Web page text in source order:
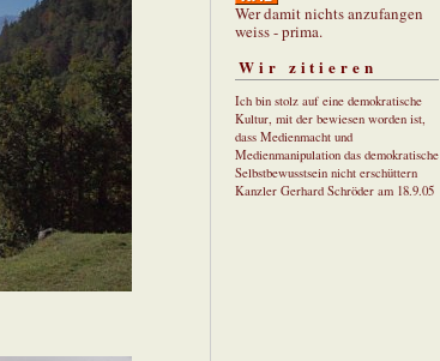
Wer damit nichts anzufangen
weiss - prima.
Wir zitieren
Ich bin stolz auf eine demokratische
Kultur, mit der bewiesen worden ist,
dass Medienmacht und
Medienmanipulation das demokratische
Selbstbewusstsein nicht erschüttern
Kanzler Gerhard Schröder am 18.9.05